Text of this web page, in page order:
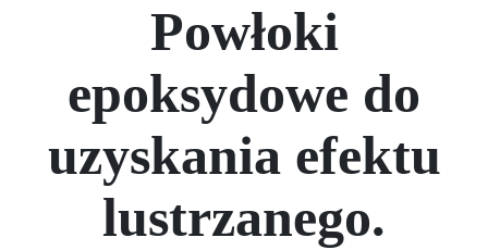
Powłoki
epoksydowe do
uzyskania efektu
lustrzanego.